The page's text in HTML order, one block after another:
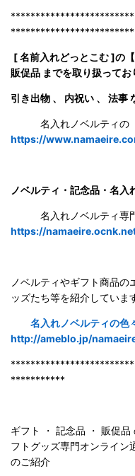
**************************
[ 名前入れどっとこむ ]の
販促品 までを取り扱ってお
引き出物 、 内祝い 、 法事
名入れノベルティの
https://
ノベルティ・記念品・名入
名入れノベルティ専
https://
ノベルティやギフト商品
ッズたち等を紹介していま
名入れノベルティの色
http://ameblo.jp/
***********
ギフト ・ 記念品 ・ 販促
フトグッズ専門オンライ
のご紹介